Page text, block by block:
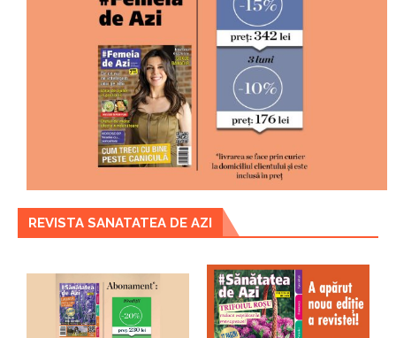
REVISTA SANATATEA DE AZI